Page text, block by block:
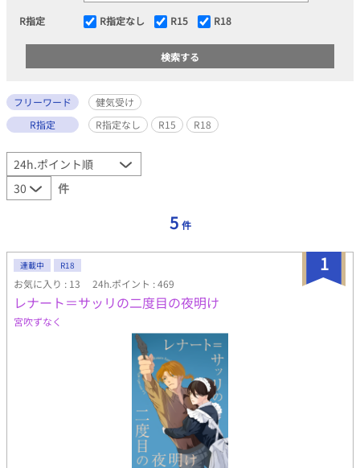
R指定 R指定なし R15 R18
フリーワード
健気受け
R指定
R指定なし R15 R18
件
5 件
1
連載中 R18
お気に入り : 13 24h.ポイント : 469
レナート＝サッリの二度目の夜明け
宮吹ずなく